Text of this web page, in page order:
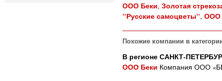
ООО Беки, Золотая
"Русские самоцветы", ООО
Похожие компании в
В регионе САНКТ-
ООО Беки Компания ООО